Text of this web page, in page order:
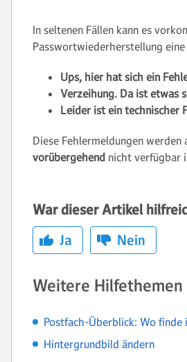
In seltenen Fällen kann es
Passwortwiederherstellung
Ups, hier hat sich ein
Verzeihung. Da ist etwas
Leider ist ein technischer
Diese Fehlermeldungen
vorübergehend nicht verfügbar
War dieser Artikel
Ja
Nein
Weitere Hilfethemen
Postfach-Überblick: Wo finde
Hintergrundbild ändern